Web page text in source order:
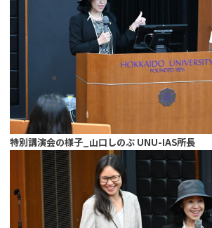
特別講演会の様子_山口しのぶ UNU-IAS所長